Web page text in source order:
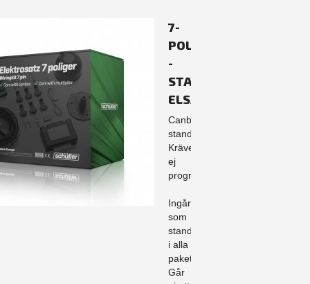
7-
POLIG
-
STANDARD
ELSATS
Canbusanpassad
standard.
Kräver
ej
programmering.
Ingår
som
standard
i alla
paket.
Går